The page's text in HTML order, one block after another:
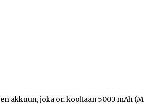
akkuun, joka on kooltaan 5000 mAh